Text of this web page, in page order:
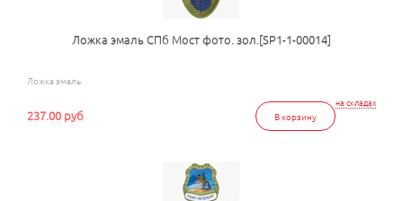
Ложка эмаль СПб Мост фото. зол.[SP1-1-00014]
Ложка эмаль
на складах
В корзину
237.00 руб